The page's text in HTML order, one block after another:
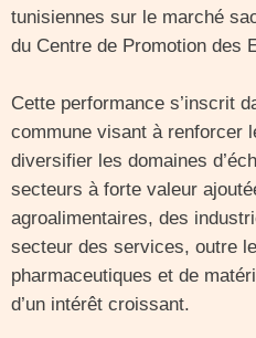
tunisiennes sur le marché
du Centre de Promotion des
Cette performance s’inscrit
commune visant à renforcer
diversifier les domaines
secteurs à forte valeur
agroalimentaires, des
secteur des services, outre
pharmaceutiques et de
d’un intérêt croissant.